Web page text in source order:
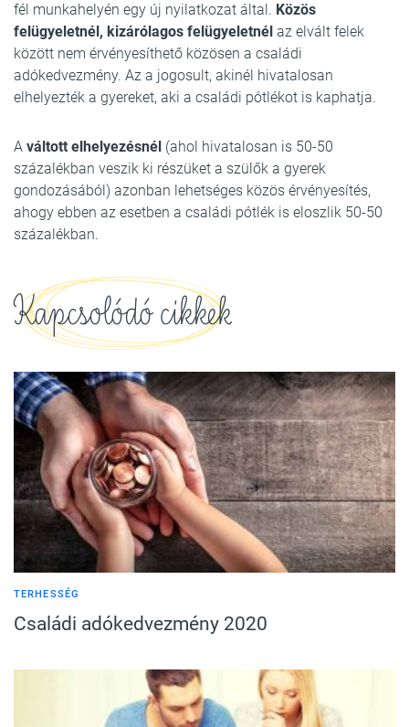
fél munkahelyén egy új nyilatkozat által. Közös
felügyeletnél, kizárólagos felügyeletnél az elvált felek
között nem érvényesíthető közösen a családi
adókedvezmény. Az a jogosult, akinél hivatalosan
elhelyezték a gyereket, aki a családi pótlékot is kaphatja.
A váltott elhelyezésnél (ahol hivatalosan is 50-50
százalékban veszik ki részüket a szülők a gyerek
gondozásából) azonban lehetséges közös érvényesítés,
ahogy ebben az esetben a családi pótlék is eloszlik 50-50
százalékban.
Kapcsolódó cikkek
TERHESSÉG
Családi adókedvezmény 2020